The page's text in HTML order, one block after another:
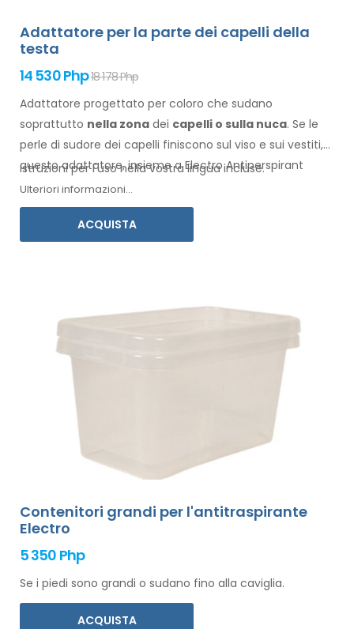
Adattatore per la parte dei capelli della
testa
14 530 Php18 178 Php
Adattatore progettato per coloro che sudano
soprattutto nella zona dei capelli o sulla nuca. Se le
perle di sudore dei capelli finiscono sul viso e sui vestiti,
questo adattatore, insieme a Electro Antiperspirant
Forte o Electro Antiperspirant ELITE, fa al caso vostro.
Istruzioni per l'uso nella vostra lingua incluse.
Ulteriori informazioni...
ACQUISTA
Contenitori grandi per l'antitraspirante
Electro
5 350 Php
Se i piedi sono grandi o sudano fino alla caviglia.
ACQUISTA